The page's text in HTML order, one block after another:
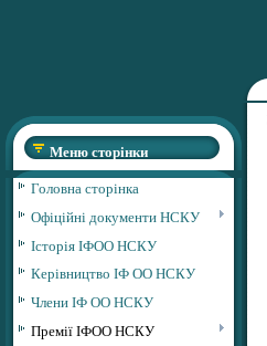
Меню сторінки
Головна сторінка
Офіційні документи НСКУ
Історія ІФОО НСКУ
Керівництво ІФ ОО НСКУ
Члени ІФ ОО НСКУ
Премії ІФОО НСКУ